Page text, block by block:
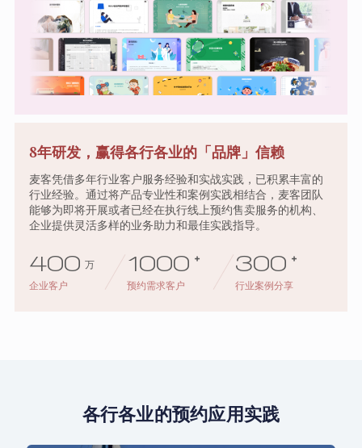
8年研发，赢得各行各业的「品牌」信赖
麦客凭借多年行业客户服务经验和实战实践，已积累丰富的
行业经验。通过将产品专业性和案例实践相结合，麦客团队
能够为即将开展或者已经在执行线上预约售卖服务的机构、
企业提供灵活多样的业务助力和最佳实践指导。
400 万
企业客户
1000 +
预约需求客户
300 +
行业案例分享
各行各业的预约应用实践